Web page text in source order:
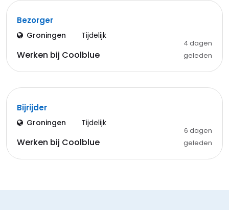
Bezorger
Groningen Tijdelijk
Werken bij Coolblue
4 dagen
geleden
Bijrijder
Groningen Tijdelijk
Werken bij Coolblue
6 dagen
geleden